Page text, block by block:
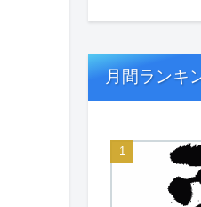
月間ランキ